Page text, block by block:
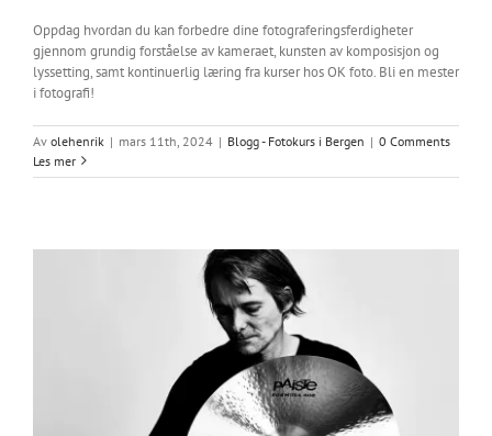
Oppdag hvordan du kan forbedre dine fotograferingsferdigheter
gjennom grundig forståelse av kameraet, kunsten av komposisjon og
lyssetting, samt kontinuerlig læring fra kurser hos OK foto. Bli en mester
i fotografi!
Av olehenrik | mars 11th, 2024 | Blogg - Fotokurs i Bergen | 0 Comments
Les mer